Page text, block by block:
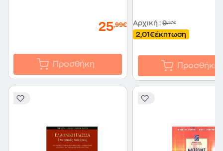
25,99€
Προσθήκη
Αρχική : 9,57€
2,01€έκπτωση
Προσθήκη